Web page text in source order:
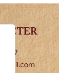
37